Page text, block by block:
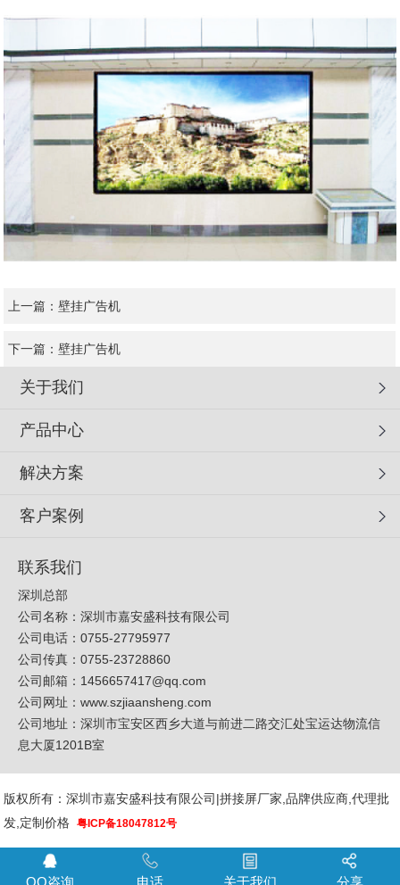
上一篇： 壁挂广告机
下一篇： 壁挂广告机
关于我们
产品中心
解决方案
客户案例
联系我们
深圳总部
公司名称：深圳市嘉安盛科技有限公司
公司电话：0755-27795977
公司传真：0755-23728860
公司邮箱： 1456657417@qq.com
公司网址： www.szjiaansheng.com
公司地址：深圳市宝安区西乡大道与前进二路交汇处宝运达物流信
息大厦1201B室
版权所有：深圳市嘉安盛科技有限公司|拼接屏厂家,品牌供应商,代理批
发,定制价格粤ICP备18047812号
QQ咨询 电话 关于我们 分享